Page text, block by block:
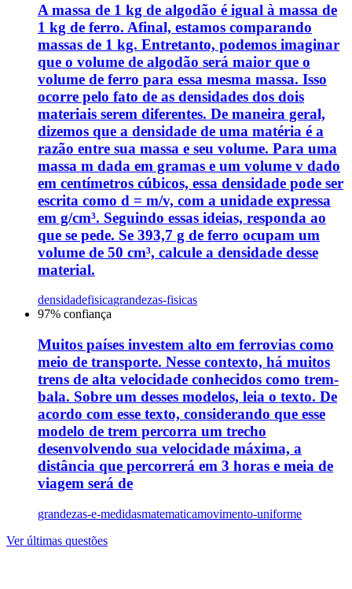
A massa de 1 kg de algodão é igual à massa de
1 kg de ferro. Afinal, estamos comparando
massas de 1 kg. Entretanto, podemos imaginar
que o volume de algodão será maior que o
volume de ferro para essa mesma massa. Isso
ocorre pelo fato de as densidades dos dois
materiais serem diferentes. De maneira geral,
dizemos que a densidade de uma matéria é a
razão entre sua massa e seu volume. Para uma
massa m dada em gramas e um volume v dado
em centímetros cúbicos, essa densidade pode ser
escrita como d = m/v, com a unidade expressa
em g/cm³. Seguindo essas ideias, responda ao
que se pede. Se 393,7 g de ferro ocupam um
volume de 50 cm³, calcule a densidade desse
material.
densidadefisicagrandezas-fisicas
97% confiança
Muitos países investem alto em ferrovias como
meio de transporte. Nesse contexto, há muitos
trens de alta velocidade conhecidos como trem-
bala. Sobre um desses modelos, leia o texto. De
acordo com esse texto, considerando que esse
modelo de trem percorra um trecho
desenvolvendo sua velocidade máxima, a
distância que percorrerá em 3 horas e meia de
viagem será de
grandezas-e-medidasmatematicamovimento-uniforme
Ver últimas questões